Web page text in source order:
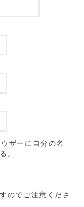
ザーに自分の名
。
のでご注意くださ